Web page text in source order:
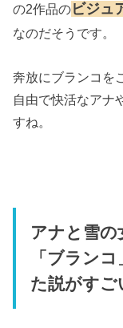
の2作品のビジュ
なのだそうです。
奔放にブランコを
自由で快活なアナ
すね。
アナと雪
「ブラン
た説がすご